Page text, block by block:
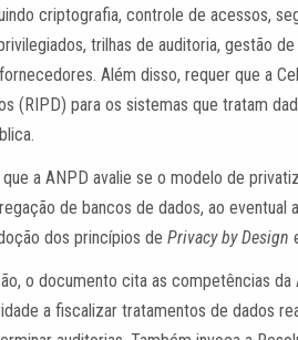
criptografia, controle de acessos,
trilhas de auditoria, gestão
Além disso, requer que a
(RIPD) para os sistemas que tratam
a ANPD avalie se o modelo de
de bancos de dados, ao eventual
dos princípios dePrivacy by Design
o documento cita as competências
a fiscalizar tratamentos de dados